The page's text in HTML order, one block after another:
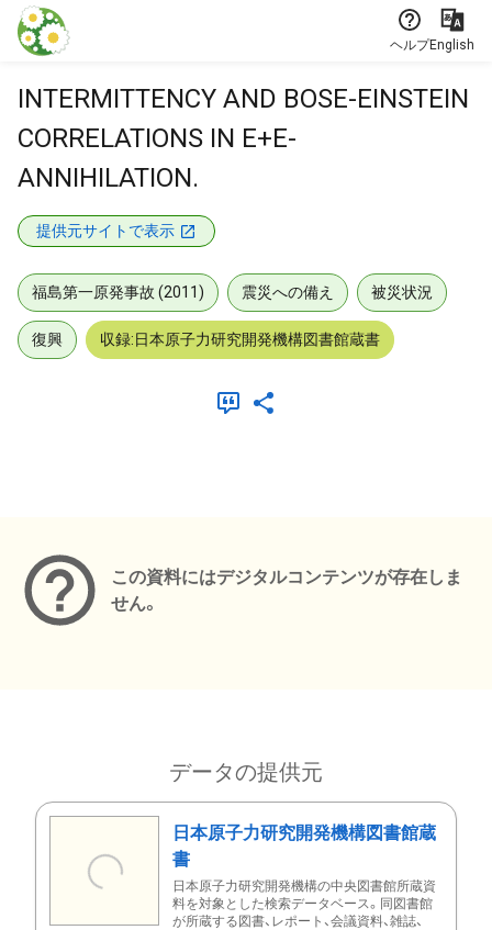
本文に飛ぶ
ヘルプEnglish
INTERMITTENCY AND BOSE-EINSTEIN
CORRELATIONS IN E+E-
ANNIHILATION.
提供元サイトで表示
福島第一原発事故 (2011) 震災への備え 被災状況
復興 収録:日本原子力研究開発機構図書館蔵書
この資料にはデジタルコンテンツが存在しま
せん。
データの提供元
日本原子力研究開発機構図書館蔵
書
日本原子力研究開発機構の中央図書館所蔵資
料を対象とした検索データベース。同図書館
が所蔵する図書、レポート、会議資料、雑誌、